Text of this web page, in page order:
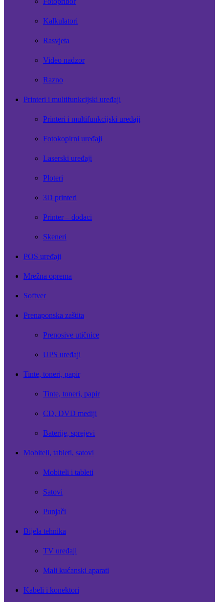
Kalkulatori
Rasvjeta
Video nadzor
Razno
Printeri i multifunkcijski uređaji
Printeri i multifunkcijski uređaji
Fotokopirni uređaji
Laserski uređaji
Ploteri
3D printeri
Printer – dodaci
Skeneri
POS uređaji
Mrežna oprema
Softver
Prenaponska zaštita
Prenosive utičnice
UPS uređaji
Tinte, toneri, papir
Tinte, toneri, papir
CD, DVD mediji
Baterije, sprejevi
Mobiteli, tableti, satovi
Mobiteli i tableti
Satovi
Punjači
Bijela tehnika
TV uređaji
Mali kućanski aparati
Kabeli i konektori